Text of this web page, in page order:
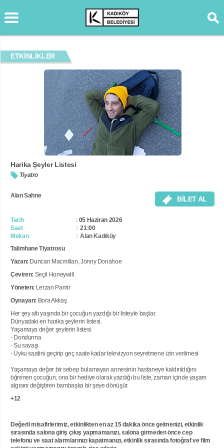
ETKİNLİKLER
Harika Şeyler Listesi
Tiyatro
BİLET AL
Tarih
05 Haziran 2026
Saat
21:00
Mekan
Alan Kadıköy
Alan Sahne
Talimhane Tiyatrosu
Yazan: Duncan Macmillan, Jonny Donahoe
Çeviren: Seçil Honeywill
Yöneten: Lerzan Pamir
Oynayan: Bora Akkaş
Her şey altı yaşında bir çocuğun yazdığı bir listeyle başlar.
Dünyadaki en harika şeylerin listesi.
Yaşamaya değer şeylerin listesi.
- Dondurma
- Su savaşı
- Uyku saatini geçirip geç saate kadar televizyon seyretmene izin verilmesi
Yaşamaya değer bir sebep bulamayan annesinin hastaneye kaldırıldığını
öğrenen çocuğun, ona bir hediye olarak yazdığı bu liste, zaman içinde yaşam
algısını değiştiren bambaşka bir şeye dönüşür.
+12
Değerli misafirlerimiz, etkinlikten en az 15 dakika önce gelmenizi, etkinlik
sırasında salona giriş çıkış yapmamanızı, salona girmeden önce cep
telefonu ve saat alarmlarınızı kapatmanızı, etkinlik sırasında fotoğraf ve film